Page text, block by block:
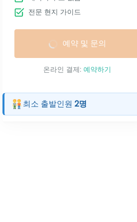
전문 현지 가이드
예약 및 문의
온라인 결제: 예약하기
최소 출발인원 2명